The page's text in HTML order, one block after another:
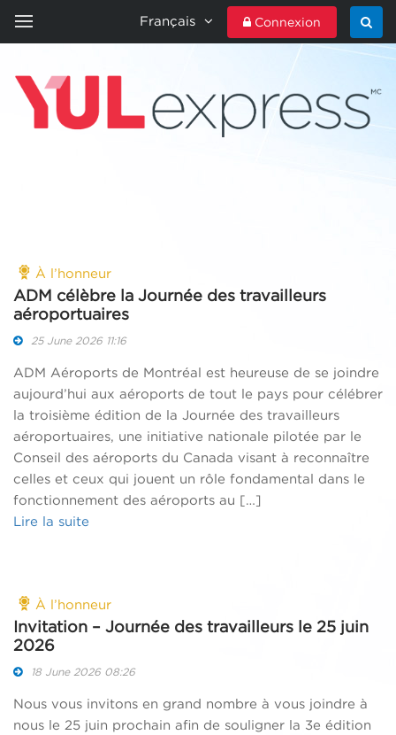
YULEXPRESS
Français Connexion
À l’honneur
ADM célèbre la Journée des travailleurs
aéroportuaires
25 June 2026 11:16
ADM Aéroports de Montréal est heureuse de se joindre
aujourd’hui aux aéroports de tout le pays pour célébrer
la troisième édition de la Journée des travailleurs
aéroportuaires, une initiative nationale pilotée par le
Conseil des aéroports du Canada visant à reconnaître
celles et ceux qui jouent un rôle fondamental dans le
fonctionnement des aéroports au […]
Lire la suite
À l’honneur
Invitation – Journée des travailleurs le 25 juin
2026
18 June 2026 08:26
Nous vous invitons en grand nombre à vous joindre à
nous le 25 juin prochain afin de souligner la 3e édition